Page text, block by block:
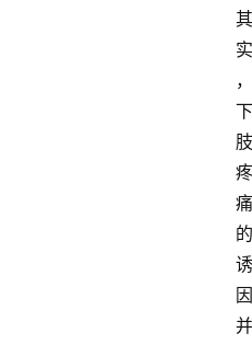
其
实
，
下
肢
疼
痛
的
诱
因
并